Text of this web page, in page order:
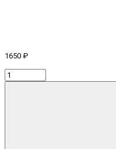
1650 ₽